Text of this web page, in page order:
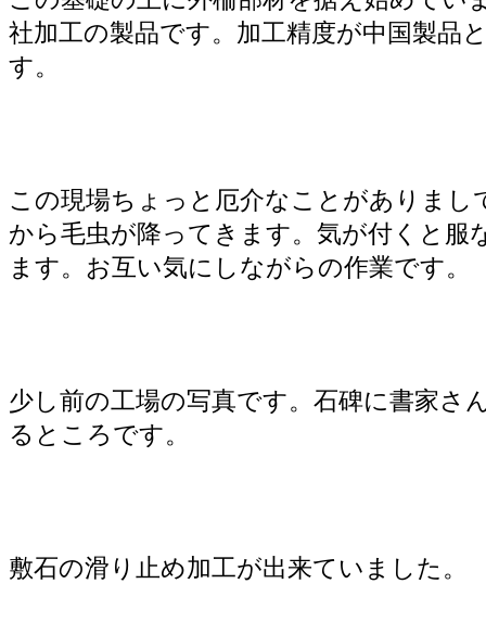
社加工の製品です。加工精度が中国製品
す。
この現場ちょっと厄介なことがありまし
から毛虫が降ってきます。気が付くと服
ます。お互い気にしながらの作業です。
少し前の工場の写真です。石碑に書家さ
るところです。
敷石の滑り止め加工が出来ていました。